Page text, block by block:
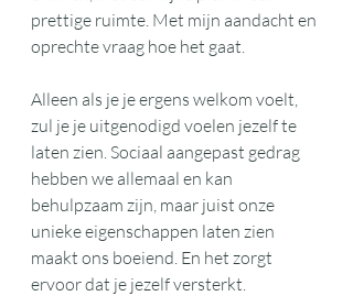
prettige ruimte. Met mijn aandacht en
oprechte vraag hoe het gaat.
Alleen als je je ergens welkom voelt,
zul je je uitgenodigd voelen jezelf te
laten zien. Sociaal aangepast gedrag
hebben we allemaal en kan
behulpzaam zijn, maar juist onze
unieke eigenschappen laten zien
maakt ons boeiend. En het zorgt
ervoor dat je jezelf versterkt.